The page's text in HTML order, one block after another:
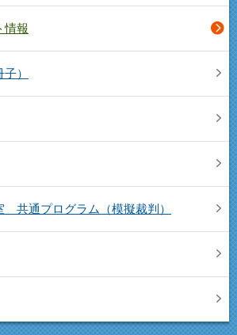
情報
）
共通プログラム（模擬裁判）